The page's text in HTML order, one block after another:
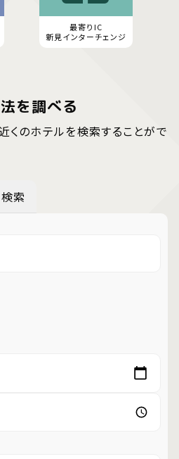
最寄りIC
新見インターチェンジ
を調べる
くのホテルを検索することがで
索